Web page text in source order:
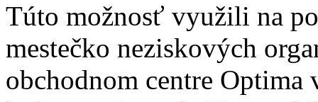
Túto možnosť využili na
mestečko neziskových
obchodnom centre